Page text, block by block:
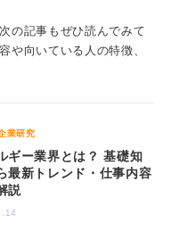
んで求められる人材
電力制度・環境ファイ
ことが有効です。
で、他分野の専門家と
協調型イノベーション
行力と連携力を示せ
の記事もぜひ読んでみて
や向いている人の特徴、
業研究
ギー業界とは？ 基礎知
最新トレンド・仕事内容
説